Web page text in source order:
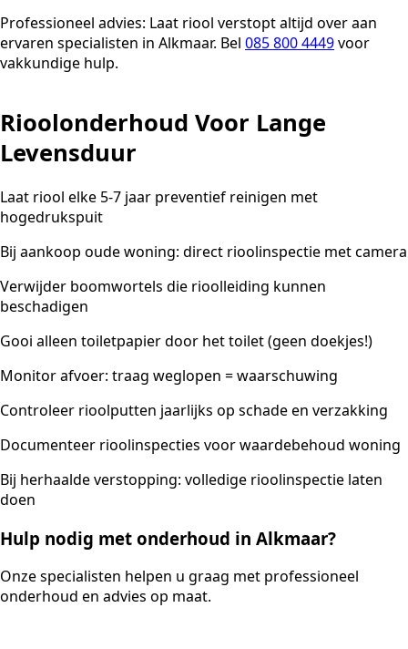
Professioneel advies: Laat riool verstopt altijd over aan
ervaren specialisten in Alkmaar. Bel 085 800 4449voor
vakkundige hulp.
Rioolonderhoud Voor Lange
Levensduur
Laat riool elke 5-7 jaar preventief reinigen met
hogedrukspuit
Bij aankoop oude woning: direct rioolinspectie met camera
Verwijder boomwortels die rioolleiding kunnen
beschadigen
Gooi alleen toiletpapier door het toilet (geen doekjes!)
Monitor afvoer: traag weglopen = waarschuwing
Controleer rioolputten jaarlijks op schade en verzakking
Documenteer rioolinspecties voor waardebehoud woning
Bij herhaalde verstopping: volledige rioolinspectie laten
doen
Hulp nodig met onderhoud in Alkmaar?
Onze specialisten helpen u graag met professioneel
onderhoud en advies op maat.